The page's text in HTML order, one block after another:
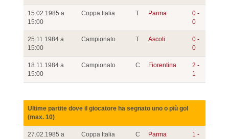
15.02.1985 a
15:00
Coppa Italia T Parma
0 -
0
25.11.1984 a
15:00
Campionato T Ascoli
0 -
0
18.11.1984 a
15:00
Campionato C Fiorentina
2 -
1
Ultime partite dove il giocatore ha segnato uno o più gol
(max. 10)
27.02.1985 a
Coppa Italia C Parma
1 -